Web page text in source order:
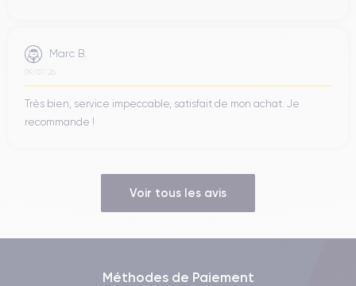
Marc B.
09/07/26
Très bien, service impeccable, satisfait de mon achat. Je
recommande !
Voir tous les avis
Méthodes de Paiement